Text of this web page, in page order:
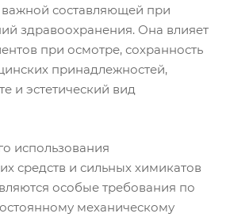
важной составляющей при
здравоохранения. Она влияет
при осмотре, сохранность
принадлежностей,
и эстетический вид
использования
средств и сильных химикатов
особые требования по
механическому